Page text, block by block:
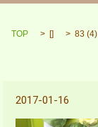
TOP [] 83 (4)
2017-01-16